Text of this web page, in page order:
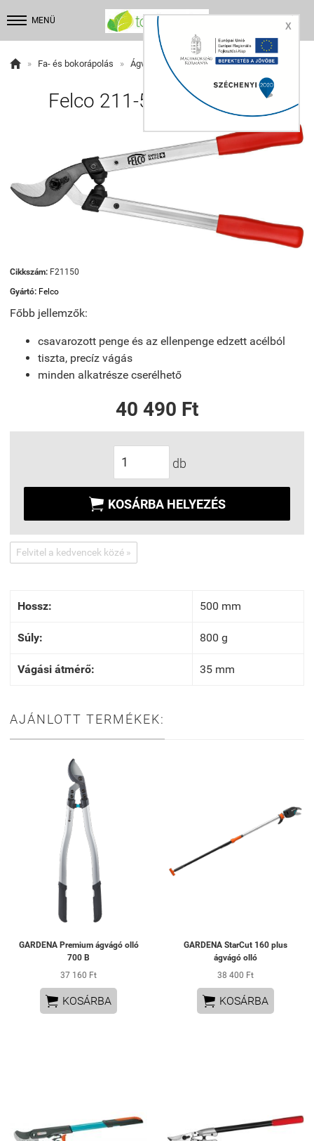
MENÜ  
 » Fa- és bokorápolás » Ágvágó ollók
Felco 211-50 ágvágó olló
Cikkszám: F21150
Gyártó: Felco
Főbb jellemzők:
csavarozott penge és az ellenpenge edzett acélból
tiszta, precíz vágás
minden alkatrésze cserélhető
40 490 Ft
db
 KOSÁRBA HELYEZÉS
Felvitel a kedvencek közé »
Hossz: 500 mm
Súly: 800 g
Vágási átmérő: 35 mm
AJÁNLOTT TERMÉKEK:
GARDENA Premium ágvágó olló
700 B
37 160 Ft
 KOSÁRBA
GARDENA StarCut 160 plus
ágvágó olló
38 400 Ft
 KOSÁRBA
X